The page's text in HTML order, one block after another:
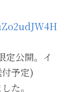
定公開。イ
予定)
た。